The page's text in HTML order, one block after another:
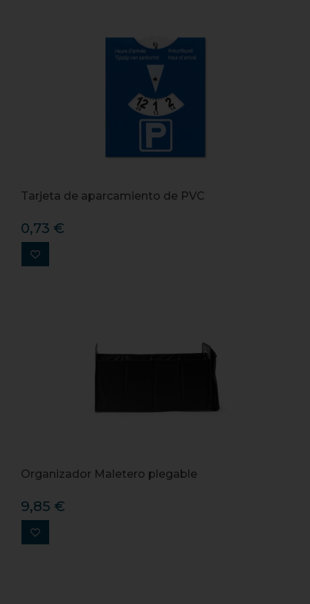
Tarjeta de aparcamiento de PVC
0,73 €
Organizador Maletero plegable
9,85 €